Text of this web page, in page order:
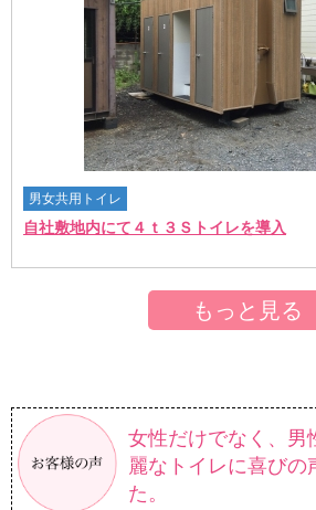
男女共用トイレ
自社敷地内にて４ｔ３Ｓトイレを導入
もっと見る
女性だけでなく、男
麗なトイレに喜びの
た。